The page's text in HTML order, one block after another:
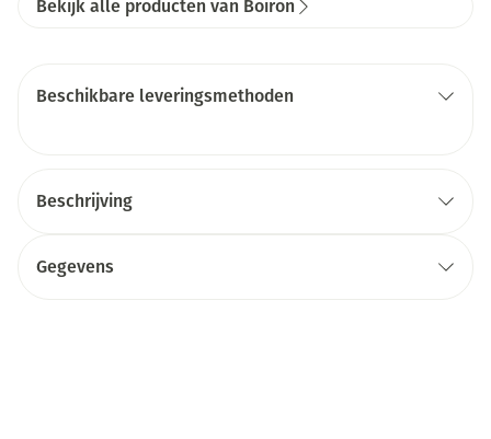
Bekijk alle producten van Boiron
Beschikbare leveringsmethoden
Beschrijving
Gegevens